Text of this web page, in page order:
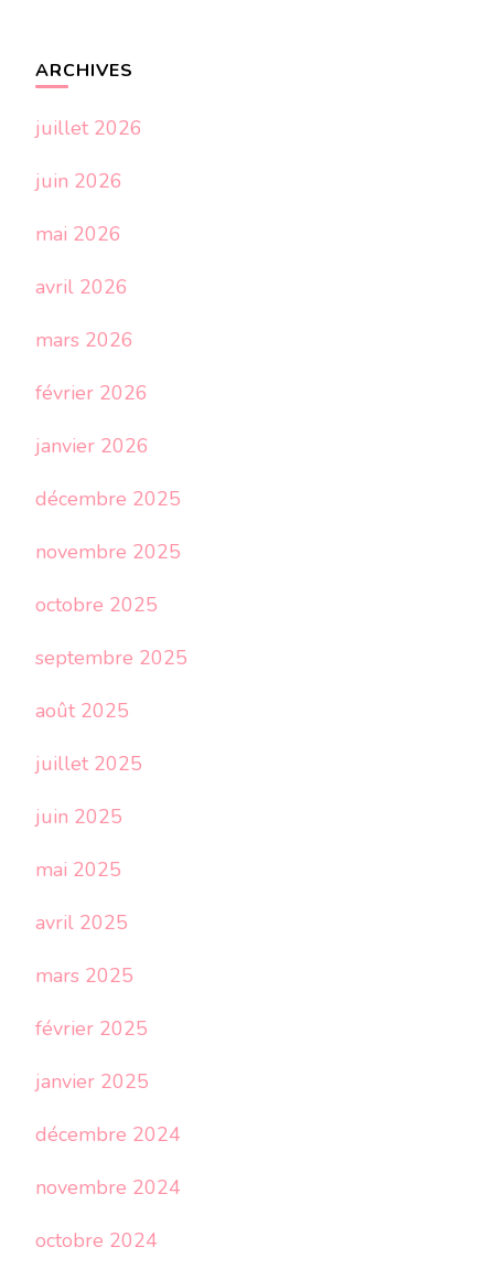
ARCHIVES
juillet 2026
juin 2026
mai 2026
avril 2026
mars 2026
février 2026
janvier 2026
décembre 2025
novembre 2025
octobre 2025
septembre 2025
août 2025
juillet 2025
juin 2025
mai 2025
avril 2025
mars 2025
février 2025
janvier 2025
décembre 2024
novembre 2024
octobre 2024